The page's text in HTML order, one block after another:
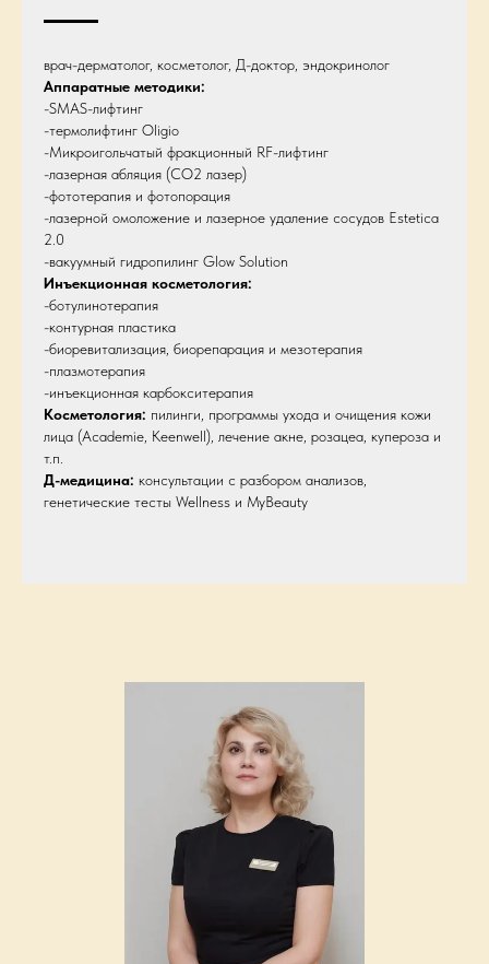
врач-дерматолог, косметолог, Д-доктор, эндокринолог
Аппаратные методики:
-SMAS-лифтинг
-термолифтинг Oligio
-Микроигольчатый фракционный RF-лифтинг
-лазерная абляция (СО2 лазер)
-фототерапия и фотопорация
-лазерной омоложение и лазерное удаление сосудов Estetica
2.0
-вакуумный гидропилинг Glow Solution
Инъекционная косметология:
-ботулинотерапия
-контурная пластика
-биоревитализация, биорепарация и мезотерапия
-плазмотерапия
-инъекционная карбокситерапия
Косметология: пилинги, программы ухода и очищения кожи
лица (Academie, Keenwell), лечение акне, розацеа, купероза и
т.п.
Д-медицина: консультации с разбором анализов,
генетические тесты Wellness и MyBeauty